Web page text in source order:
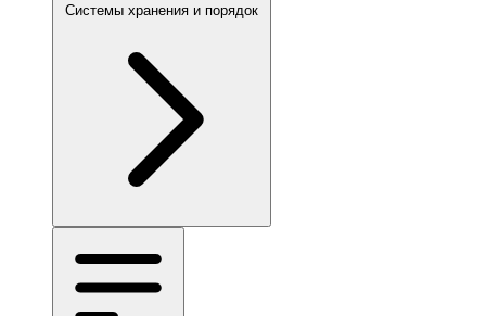
Системы хранения и порядок